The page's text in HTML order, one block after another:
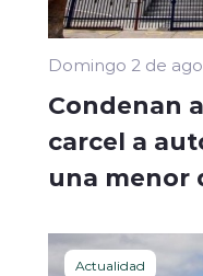
Domingo 2 de
Condenan
carcel a
una menor
Actualidad